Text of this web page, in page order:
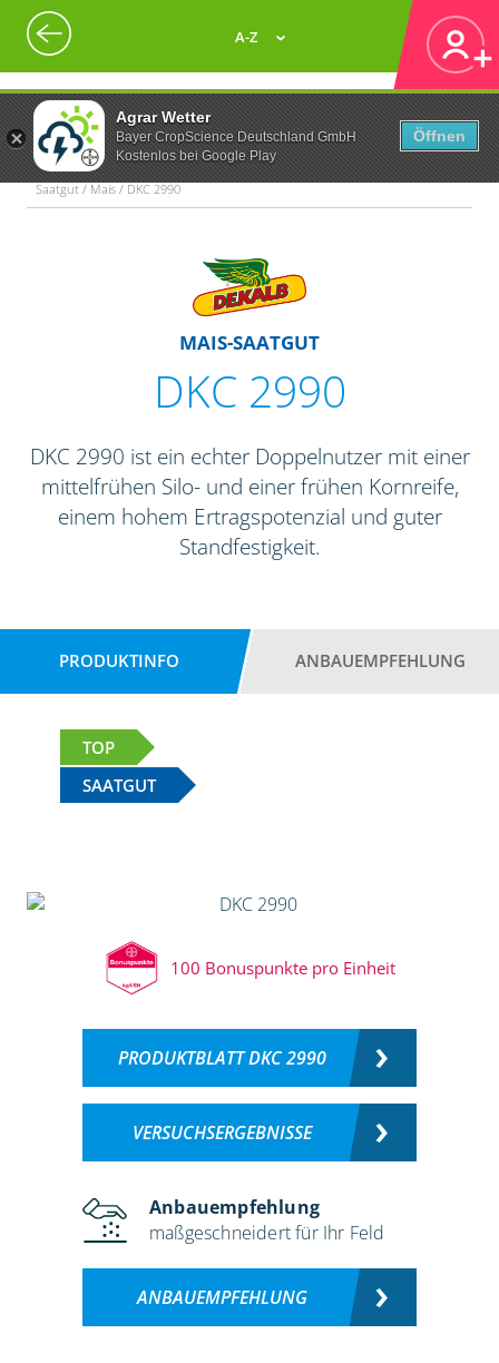
Agrar Wetter
Bayer CropScience Deutschland GmbH
Kostenlos bei Google Play
Öffnen
A-Z
Saatgut / Mais / DKC 2990
MAIS-SAATGUT
DKC 2990
DKC 2990 ist ein echter Doppelnutzer mit einer
mittelfrühen Silo- und einer frühen Kornreife,
einem hohem Ertragspotenzial und guter
Standfestigkeit.
PRODUKTINFO ANBAUEMPFEHLUNG
TOP
SAATGUT
100 Bonuspunkte pro Einheit
PRODUKTBLATT DKC 2990
VERSUCHSERGEBNISSE
Anbauempfehlung
maßgeschneidert für Ihr Feld
ANBAUEMPFEHLUNG